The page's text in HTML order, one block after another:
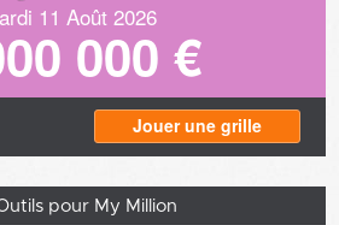
11 Août 2026
000 €
Jouer une grille
pour My Million